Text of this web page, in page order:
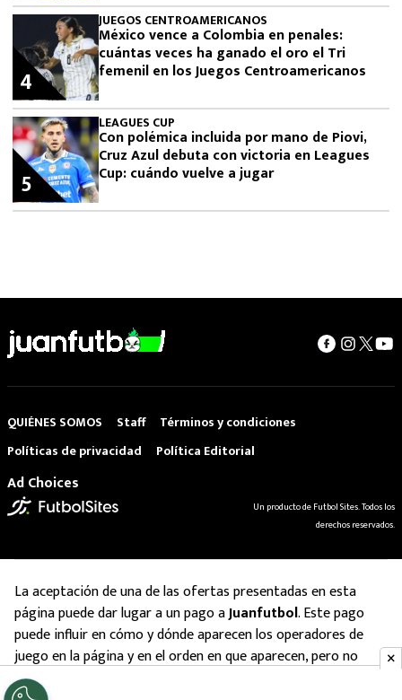
JUEGOS CENTROAMERICANOS
México vence a Colombia en penales:
cuántas veces ha ganado el oro el Tri
femenil en los Juegos Centroamericanos
4
LEAGUES CUP
Con polémica incluida por mano de Piovi,
Cruz Azul debuta con victoria en Leagues
Cup: cuándo vuelve a jugar
5
QUIÉNES SOMOS Staff
Términos y condiciones
Políticas de privacidad
Política Editorial
Ad Choices
Un producto de Futbol Sites. Todos los
derechos reservados.
La aceptación de una de las ofertas presentadas en esta
página puede dar lugar a un pago aJuanfutbol. Este pago
puede influir en cómo y dónde aparecen los operadores de
juego en la página y en el orden en que aparecen, pero no
influye en nuestras evaluaciones.